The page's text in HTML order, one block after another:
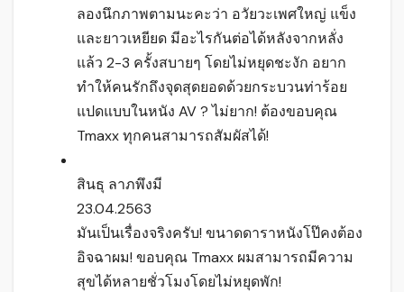
ลองนึกภาพตามนะคะว่า อวัยวะเพศใหญ่ แข็ง
และยาวเหยียด มีอะไรกันต่อได้หลังจากหลั่ง
แล้ว 2-3 ครั้งสบายๆ โดยไม่หยุดชะงัก อยาก
ทำให้คนรักถึงจุดสุดยอดด้วยกระบวนท่าร้อย
แปดแบบในหนัง AV ? ไม่ยาก! ต้องขอบคุณ
Tmaxx ทุกคนสามารถสัมผัสได้!
สินธุ ลาภพึงมี
23.04.2563
มันเป็นเรื่องจริงครับ! ขนาดดาราหนังโป๊คงต้อง
อิจฉาผม! ขอบคุณ Tmaxx ผมสามารถมีความ
สุขได้หลายชั่วโมงโดยไม่หยุดพัก!